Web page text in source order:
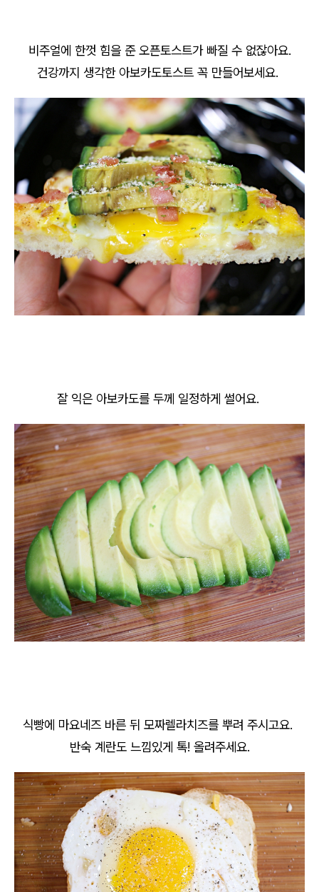
비주얼에 한껏 힘을 준 오픈토스트가 빠질 수 없잖아요.
건강까지 생각한 아보카도토스트 꼭 만들어보세요.
잘 익은 아보카도를 두께 일정하게 썰어요.
식빵에 마요네즈 바른 뒤 모짜렐라치즈를 뿌려 주시고요.
반숙 계란도 느낌있게 톡! 올려주세요.